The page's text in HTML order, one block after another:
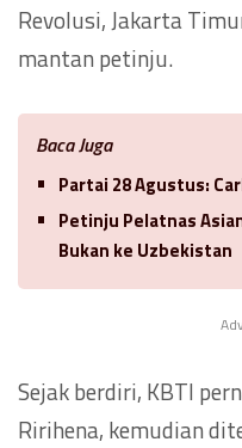
Revolusi, Jakarta
mantan petinju.
Baca Juga
Partai 28 Agustus:
Petinju Pelatnas
Bukan ke Uzbekistan
Sejak berdiri, KBTI
Ririhena, kemudian